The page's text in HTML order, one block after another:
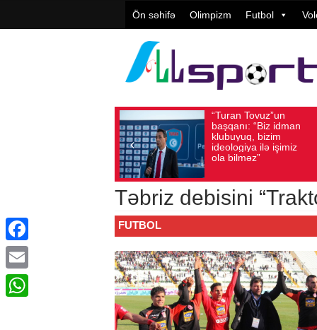
Ön səhifə Olimpizm Futbol
başqanı: “Biz idman
klubuyuq, bizim
ideologiya ilə işimiz
ola bilməz”
Avqust 05, 2026
Təbriz debisini
FUTBOL
Facebook
Email